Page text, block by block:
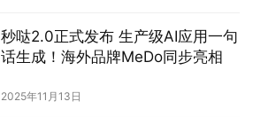
秒哒2.0正式发布 生产级AI应用一句
话生成！海外品牌MeDo同步亮相
2025年11月13日